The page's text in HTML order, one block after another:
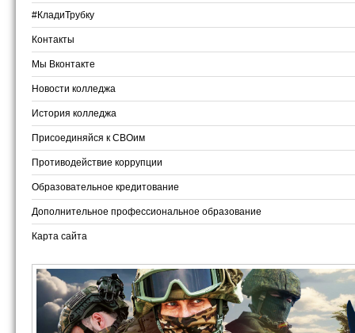
#КладиТрубку
Контакты
Мы Вконтакте
Новости колледжа
История колледжа
Присоединяйся к СВОим
Противодействие коррупции
Образовательное кредитование
Дополнительное профессиональное образование
Карта сайта